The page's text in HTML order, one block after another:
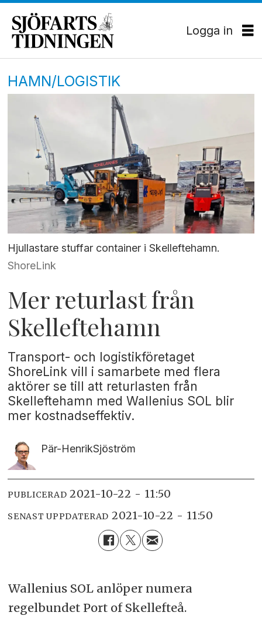
Logga in
HAMN/LOGISTIK
Hjullastare stuffar container i Skelleftehamn.
ShoreLink
Mer returlast från
Skelleftehamn
Transport- och logistikföretaget
ShoreLink vill i samarbete med flera
aktörer se till att returlasten från
Skelleftehamn med Wallenius SOL blir
mer kostnadseffektiv.
Pär-HenrikSjöström
PUBLICERAD 2021-10-22 - 11:50
SENAST UPPDATERAD 2021-10-22 - 11:50
Wallenius SOL anlöper numera
regelbundet Port of Skellefteå.